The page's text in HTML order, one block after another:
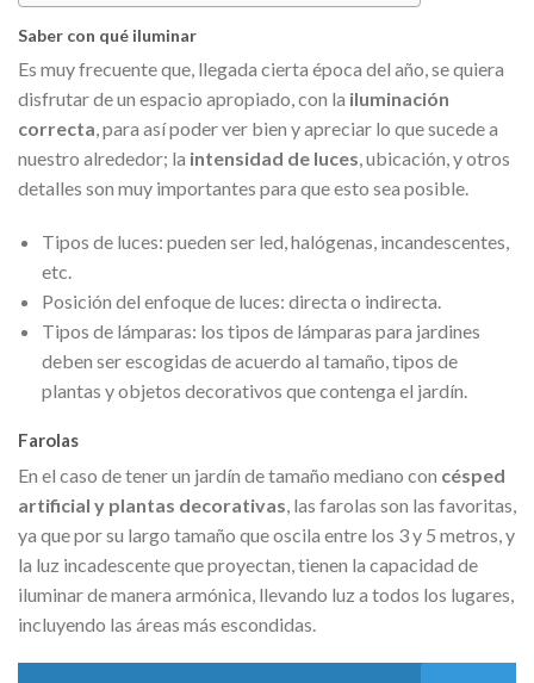
Saber con qué iluminar
Es muy frecuente que, llegada cierta época del año, se quiera
disfrutar de un espacio apropiado, con la iluminación
correcta, para así poder ver bien y apreciar lo que sucede a
nuestro alrededor; la intensidad de luces, ubicación, y otros
detalles son muy importantes para que esto sea posible.
Tipos de luces: pueden ser led, halógenas, incandescentes,
etc.
Posición del enfoque de luces: directa o indirecta.
Tipos de lámparas: los tipos de lámparas para jardines
deben ser escogidas de acuerdo al tamaño, tipos de
plantas y objetos decorativos que contenga el jardín.
Farolas
En el caso de tener un jardín de tamaño mediano con césped
artificial y plantas decorativas , las farolas son las favoritas,
ya que por su largo tamaño que oscila entre los 3 y 5 metros, y
la luz incadescente que proyectan, tienen la capacidad de
iluminar de manera armónica, llevando luz a todos los lugares,
incluyendo las áreas más escondidas.